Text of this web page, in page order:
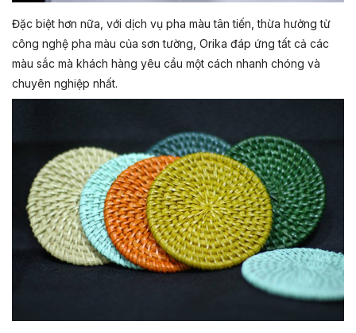
Đặc biệt hơn nữa, với dịch vụ pha màu tân tiến, thừa hưởng từ
công nghệ pha màu của sơn tường, Orika đáp ứng tất cả các
màu sắc mà khách hàng yêu cầu một cách nhanh chóng và
chuyên nghiệp nhất.